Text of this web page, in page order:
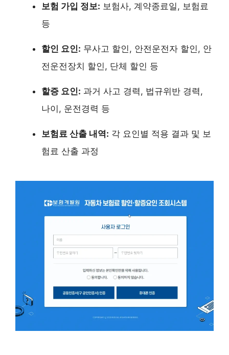
보험 가입 정보: 보험사, 계약종료일, 보험료
등
할인 요인: 무사고 할인, 안전운전자 할인, 안
전운전장치 할인, 단체 할인 등
할증 요인: 과거 사고 경력, 법규위반 경력,
나이, 운전경력 등
보험료 산출 내역: 각 요인별 적용 결과 및 보
험료 산출 과정